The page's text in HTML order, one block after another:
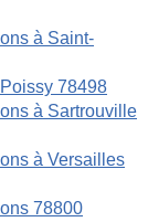
à Saint-
78498
à Sartrouville
à Versailles
78800